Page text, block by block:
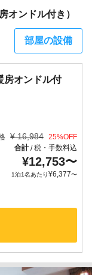
オンドル付き）
部屋の設備
房オンドル付
¥ 16,984 25%OFF
合計/税・手数料込
¥12,753〜
1泊1名あたり¥6,377〜